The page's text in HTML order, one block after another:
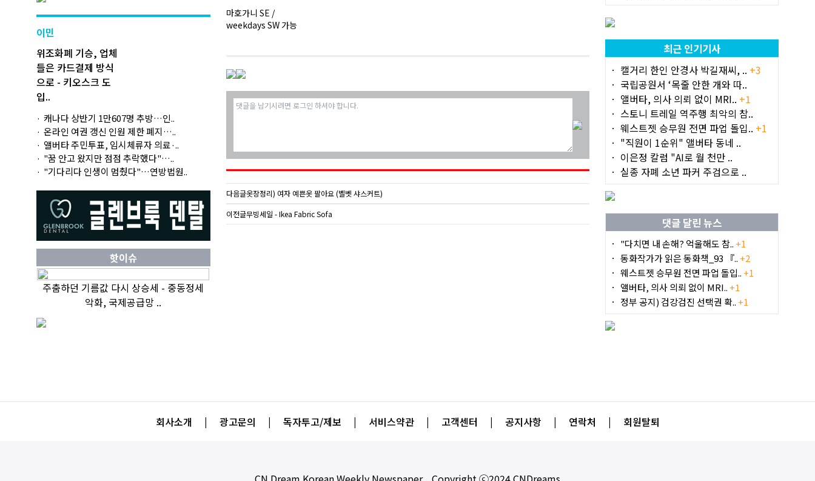
이민
위조화폐 기승, 업체
들은 카드결제 방식
으로 - 키오스크 도
입..
캐나다 상반기 1만607명 추방…인..
온라인 여권 갱신 인원 제한 폐지…..
앨버타 주민투표, 임시체류자 의료·..
"꿈 안고 왔지만 점점 추락했다"…..
"기다리다 인생이 멈췄다"…연방법원..
핫이슈
주춤하던 기름값 다시 상승세 - 중동정세
악화, 국제공급망 ..
마호가니 SE /
weekdays SW 가능
다음글옷장정리) 여자 예쁜옷 팔아요 (벨벳 샤스커트)
이전글무빙세일 - Ikea Fabric Sofa
최근 인기기사
캘거리 한인 안경사 박길재씨, .. +3
국립공원서 ‘목줄 안한 개와 따..
앨버타, 의사 의뢰 없이 MRI.. +1
스토니 트레일 역주행 최악의 참..
웨스트젯 승무원 전면 파업 돌입.. +1
"직원이 1순위" 앨버타 동네 ..
이은정 칼럼 "AI로 월 천만 ..
실종 자폐 소년 파커 주검으로 ..
댓글 달린 뉴스
"다치면 내 손해? 억울해도 참..+1
동화작가가 읽은 동화책_93 『..+2
웨스트젯 승무원 전면 파업 돌입..+1
앨버타, 의사 의뢰 없이 MRI..+1
정부 공지) 검강검진 선택권 확..+1
회사소개 | 광고문의 | 독자투고/제보 | 서비스약관 | 고객센터 | 공지사항 | 연락처 | 회원탈퇴